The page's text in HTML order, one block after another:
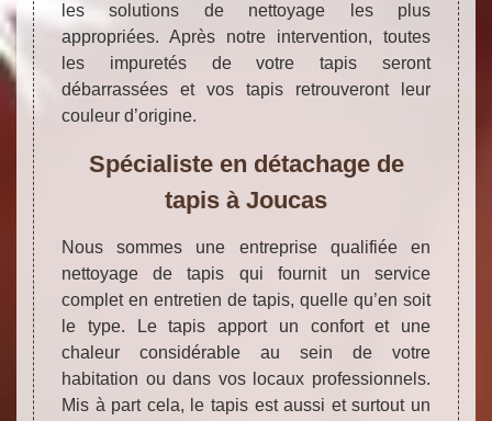
les solutions de nettoyage les plus
appropriées. Après notre intervention, toutes
les impuretés de votre tapis seront
débarrassées et vos tapis retrouveront leur
couleur d’origine.
Spécialiste en détachage de
tapis à Joucas
Nous sommes une entreprise qualifiée en
nettoyage de tapis qui fournit un service
complet en entretien de tapis, quelle qu’en soit
le type. Le tapis apport un confort et une
chaleur considérable au sein de votre
habitation ou dans vos locaux professionnels.
Mis à part cela, le tapis est aussi et surtout un